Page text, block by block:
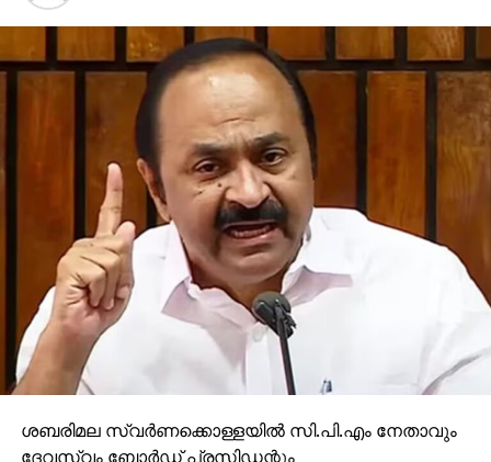
ശബരിമല സ്വര്‍ണക്കൊള്ളയില്‍ സി.പി.എം നേതാവും
ദേവസ്വം ബോര്‍ഡ് പ്രസിഡന്റും